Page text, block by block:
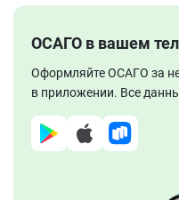
ОСАГО в вашем
Оформляйте ОСАГО за
в приложении. Все